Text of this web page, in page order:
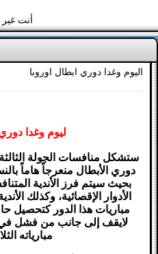
أنت
اليوم وغدا دوري ابطال اوروبا
ليوم وغدا
ستشكل منافسات الجولة
بحيث سيتم فرز الأندية
الأدوار الإقصائية، وكذلك
مباريات هذا الدور كتحصيل
لايقف إلى جانب من فشل في
مبارياته